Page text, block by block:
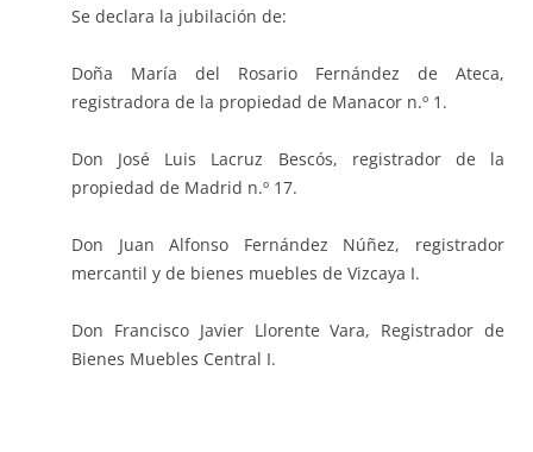
Se declara la jubilación de:
Doña María del Rosario Fernández de Ateca,
registradora de la propiedad de Manacor n.º 1.
Don José Luis Lacruz Bescós, registrador de la
propiedad de Madrid n.º 17.
Don Juan Alfonso Fernández Núñez, registrador
mercantil y de bienes muebles de Vizcaya I.
Don Francisco Javier Llorente Vara, Registrador de
Bienes Muebles Central I.